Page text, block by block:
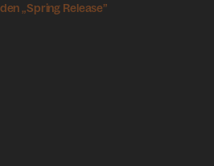
„Spring Release”